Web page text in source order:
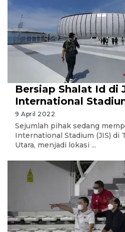
Bersiap Shalat Id di
International
9 April 2022
Sejumlah pihak sedang
International Stadium (JIS) di
Utara, menjadi lokasi ...